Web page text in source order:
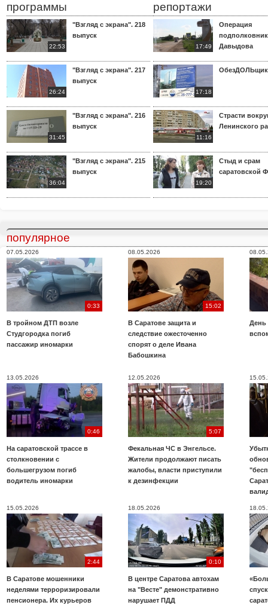
программы
22:53
"Взгляд с экрана". 218
выпуск
26:24
"Взгляд с экрана". 217
выпуск
31:45
"Взгляд с экрана". 216
выпуск
36:04
"Взгляд с экрана". 215
выпуск
репортажи
17:49
Операция
Давыдова
17:18
11:16
Страсти
Ленинского
19:20
Стыд и срам
саратовской
популярное
07.05.2026
0:33
В тройном ДТП возле
Студгородка погиб
пассажир иномарки
08.05.2026
15:02
В Саратове защита и
следствие ожесточенно
спорят о деле Ивана
Бабошкина
День
13.05.2026
0:46
На саратовской трассе в
столкновении с
большегрузом погиб
водитель иномарки
12.05.2026
5:07
Фекальная ЧС в Энгельсе.
Жители продолжают писать
жалобы, власти приступили
к дезинфекции
15.05.2026
2:44
В Саратове мошенники
неделями терроризировали
пенсионера. Их курьеров
18.05.2026
0:10
В центре Саратова автохам
на "Весте" демонстративно
нарушает ПДД